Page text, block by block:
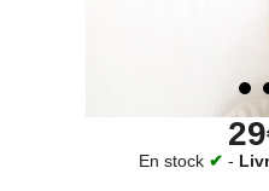
En stock ✔ -